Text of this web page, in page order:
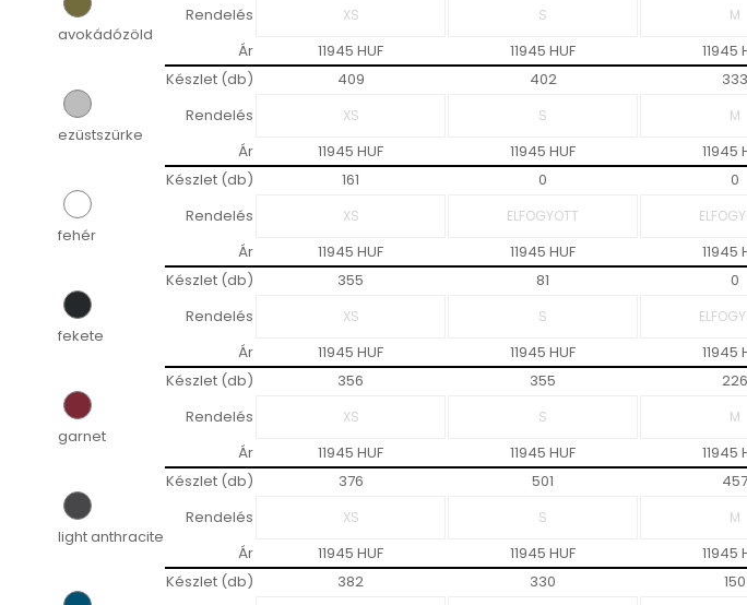
avokádózöld
Rendelés
Ár
11945 HUF 11945 HUF 11945
ezüstszürke
Készlet (db) 409 402 333
Rendelés
Ár
11945 HUF 11945 HUF 11945
fehér
Készlet (db) 161 0 0
Rendelés
Ár
11945 HUF 11945 HUF 11945
fekete
Készlet (db) 355 81 0
Rendelés
Ár
11945 HUF 11945 HUF 11945
garnet
Készlet (db) 356 355 226
Rendelés
Ár
11945 HUF 11945 HUF 11945
light anthracite
Készlet (db) 376 501 457
Rendelés
Ár
11945 HUF 11945 HUF 11945
Készlet (db) 382 330 150